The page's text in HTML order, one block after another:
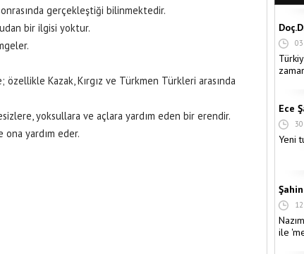
gerçekleştiği bilinmektedir.
bir ilgisi yoktur.
Kazak, Kırgız ve Türkmen Türkleri arasında
yoksullara ve açlara yardım eden bir erendir.
ona yardım eder.
03
Ece
30
Yeni
12
ile